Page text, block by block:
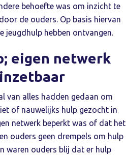
behoefte was om inzicht te
de ouders. Op basis hiervan
jeugdhulp hebben ontvangen.
eigen netwerk
van alles hadden gedaan om
of nauwelijks hulp gezocht in
netwerk beperkt was of dat het
ouders geen drempels om hulp
waren ouders blij dat er hulp